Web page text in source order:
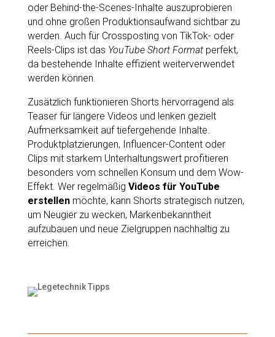
oder Behind-the-Scenes-Inhalte auszuprobieren
und ohne großen Produktionsaufwand sichtbar zu
werden. Auch für Crossposting von TikTok- oder
Reels-Clips ist das YouTube Short Formatperfekt,
da bestehende Inhalte effizient weiterverwendet
werden können.
Zusätzlich funktionieren Shorts hervorragend als
Teaser für längere Videos und lenken gezielt
Aufmerksamkeit auf tiefergehende Inhalte.
Produktplatzierungen, Influencer-Content oder
Clips mit starkem Unterhaltungswert profitieren
besonders vom schnellen Konsum und dem Wow-
Effekt. Wer regelmäßig Videos für YouTube
erstellenmöchte, kann Shorts strategisch nutzen,
um Neugier zu wecken, Markenbekanntheit
aufzubauen und neue Zielgruppen nachhaltig zu
erreichen.